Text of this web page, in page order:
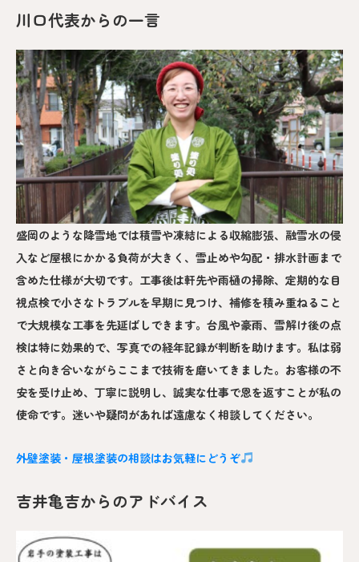
川口代表からの一言
盛岡のような降雪地では積雪や凍結による収縮膨張、融雪水の侵
入など屋根にかかる負荷が大きく、雪止めや勾配・排水計画まで
含めた仕様が大切です。工事後は軒先や雨樋の掃除、定期的な目
視点検で小さなトラブルを早期に見つけ、補修を積み重ねること
で大規模な工事を先延ばしできます。台風や豪雨、雪解け後の点
検は特に効果的で、写真での経年記録が判断を助けます。私は弱
さと向き合いながらここまで技術を磨いてきました。お客様の不
安を受け止め、丁寧に説明し、誠実な仕事で恩を返すことが私の
使命です。迷いや疑問があれば遠慮なく相談してください。
外壁塗装・屋根塗装の相談はお気軽にどうぞ
吉井亀吉からのアドバイス